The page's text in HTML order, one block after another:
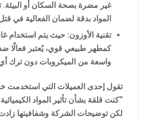
غير مضرة بصحة السكان أو البيئة.
المواد بدقة لضمان الفعالية في
تقنية الأوزون: حيث يتم استخدام
كمطهر طبيعي قوي، يُعتبر فعالًا
واسعة من الميكروبات دون ترك أي
تقول إحدى العميلات التي استخدمت
“كنت قلقة بشأن تأثير المواد
لكن توضيحات الشركة وشفافيتها